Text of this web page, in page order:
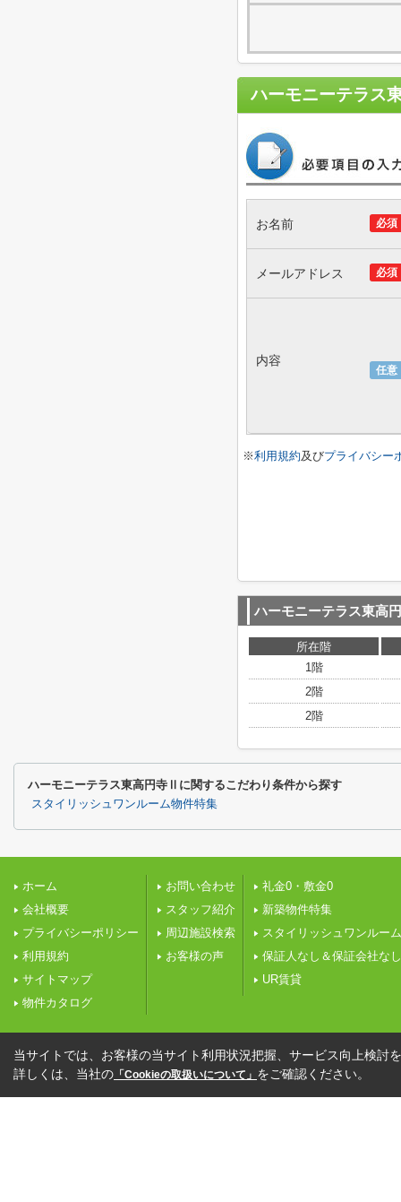
ハーモニーテラス
必須
お名前
必須
メールアドレス
任意
内容
※利用規約及びプライバシー
ハーモニーテラス東高
所在階
1階
2階
2階
ハーモニーテラス東高円寺Ⅱに関するこだわり条件から探す
スタイリッシュワンルーム物件特集
ホーム
会社概要
プライバシーポリシー
利用規約
サイトマップ
物件カタログ
お問い合わせ
スタッフ紹介
周辺施設検索
お客様の声
礼金0・敷金0
新築物件特集
スタイリッシュワンルーム
保証人なし＆保証会社なし
UR賃貸
当サイトでは、お客様の当サイト利用状況把握、サービス向上検討
詳しくは、当社の 「Cookieの取扱いについて」 をご確認ください。